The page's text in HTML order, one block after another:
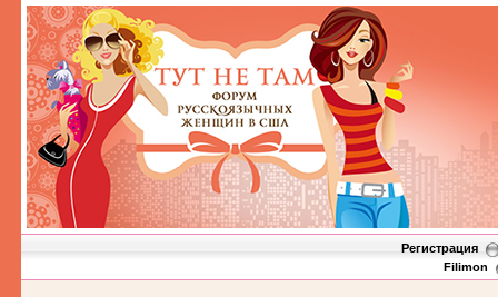
Регистрация
Filimon